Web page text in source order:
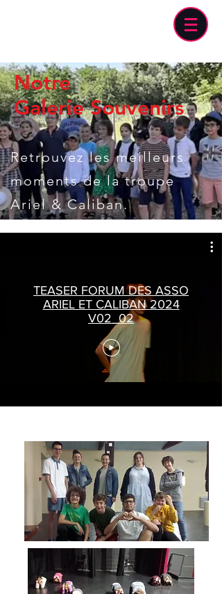
Notre
Galerie Souvenirs
Retrouvez les meilleurs
moments de la troupe
Ariel & Caliban.
TEASER FORUM DES ASSO
ARIEL ET CALIBAN 2024
V02_02